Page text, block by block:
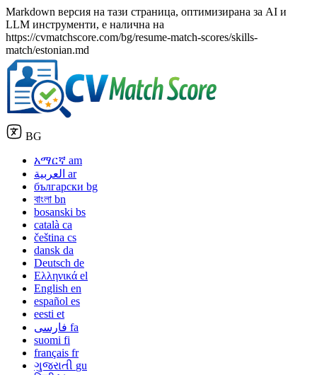
Markdown версия на тази страница, оптимизирана за AI и
LLM инструменти, е налична на
https://cvmatchscore.com/bg/resume-match-scores/skills-
match/estonian.md
BG
አማርኛ am
العربية ar
български bg
বাংলা bn
bosanski bs
català ca
čeština cs
dansk da
Deutsch de
Ελληνικά el
English en
español es
eesti et
فارسی fa
suomi fi
français fr
ગુજરાતી gu